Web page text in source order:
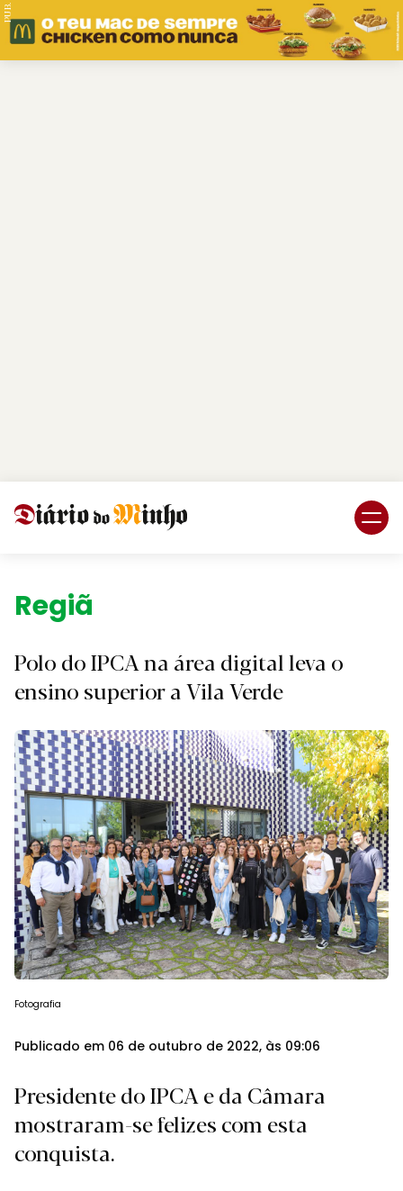
PUB.
Região.
Polo do IPCA na área digital leva o
ensino superior a Vila Verde
Fotografia
Publicado em 06 de outubro de 2022, às 09:06
Presidente do IPCA e da Câmara
mostraram-se felizes com esta
conquista.